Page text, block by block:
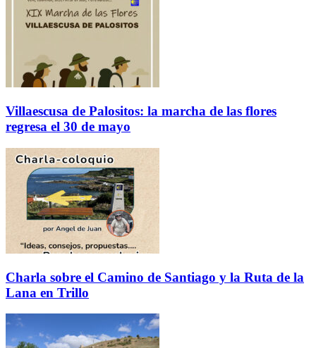
Villaescusa de Palositos: la marcha de las flores
regresa el 30 de mayo
Charla sobre el Camino de Santiago y la Ruta de la
Lana en Trillo